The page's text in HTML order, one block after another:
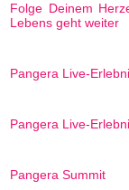
Folge Deinem
Lebens geht weiter
Pangera Live-
Pangera Live-
Pangera Summit